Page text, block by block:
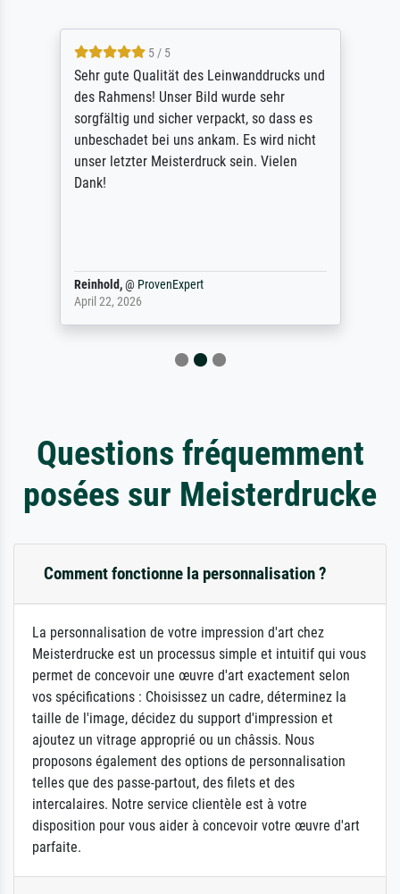
5 / 5
Sehr gute Qualität des Leinwanddrucks und
des Rahmens! Unser Bild wurde sehr
sorgfältig und sicher verpackt, so dass es
unbeschadet bei uns ankam. Es wird nicht
unser letzter Meisterdruck sein. Vielen
Dank!
Reinhold,@ ProvenExpert
April 22, 2026
Questions fréquemment
posées sur Meisterdrucke
Comment fonctionne la personnalisation ?
La personnalisation de votre impression d'art chez
Meisterdrucke est un processus simple et intuitif qui vous
permet de concevoir une œuvre d'art exactement selon
vos spécifications : Choisissez un cadre, déterminez la
taille de l'image, décidez du support d'impression et
ajoutez un vitrage approprié ou un châssis. Nous
proposons également des options de personnalisation
telles que des passe-partout, des filets et des
intercalaires. Notre service clientèle est à votre
disposition pour vous aider à concevoir votre œuvre d'art
parfaite.